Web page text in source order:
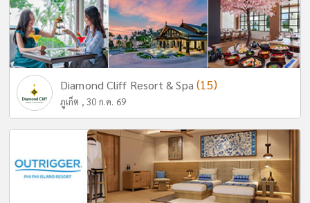
Diamond Cliff Resort & Spa(15)
ภูเก็ต , 30 ก.ค. 69